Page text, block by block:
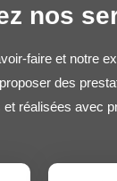
nos
faire et notre
des
réalisées avec